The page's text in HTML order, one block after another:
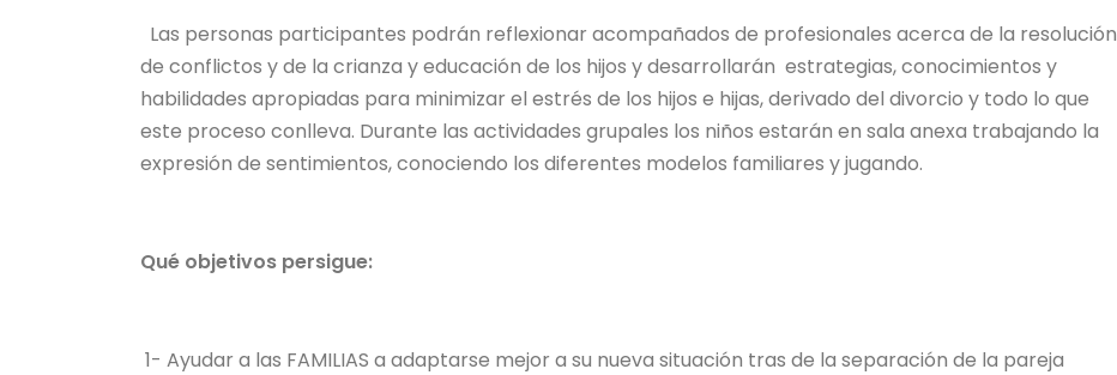
Las personas participantes podrán reflexionar acompañados de profesionales acerca de la resolución
de conflictos y de la crianza y educación de los hijos y desarrollarán estrategias, conocimientos y
habilidades apropiadas para minimizar el estrés de los hijos e hijas, derivado del divorcio y todo lo que
este proceso conlleva. Durante las actividades grupales los niños estarán en sala anexa trabajando la
expresión de sentimientos, conociendo los diferentes modelos familiares y jugando.
Qué objetivos persigue:
1- Ayudar a las FAMILIAS a adaptarse mejor a su nueva situación tras de la separación de la pareja